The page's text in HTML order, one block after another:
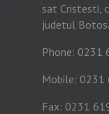
sat Cristesti,
judetul
Phone: 0231
Mobile: 0231
Fax: 0231